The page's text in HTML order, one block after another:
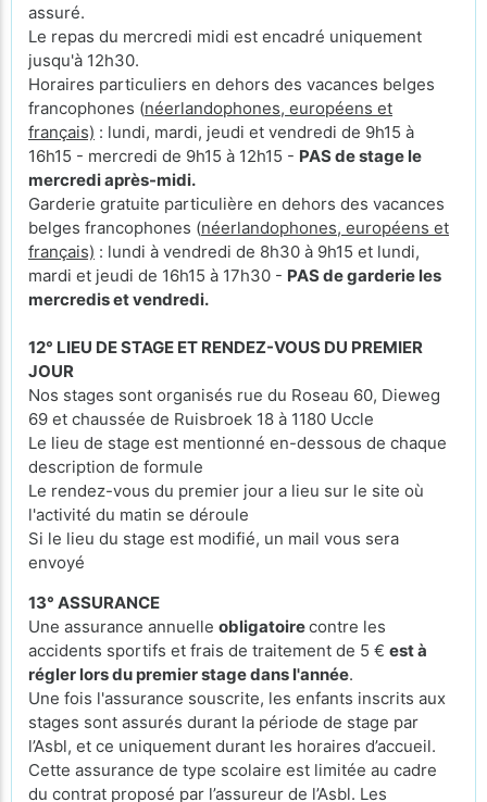
assuré.
Le repas du mercredi midi est encadré uniquement
jusqu'à 12h30.
Horaires particuliers en dehors des vacances belges
francophones (néerlandophones, européens et
français) : lundi, mardi, jeudi et vendredi de 9h15 à
16h15 - mercredi de 9h15 à 12h15 - PAS de stage le
mercredi après-midi.
Garderie gratuite particulière en dehors des vacances
belges francophones (néerlandophones, européens et
français) : lundi à vendredi de 8h30 à 9h15 et lundi,
mardi et jeudi de 16h15 à 17h30 - PAS de garderie les
mercredis et vendredi.
12° LIEU DE STAGE ET RENDEZ-VOUS DU PREMIER
JOUR
Nos stages sont organisés rue du Roseau 60, Dieweg
69 et chaussée de Ruisbroek 18 à 1180 Uccle
Le lieu de stage est mentionné en-dessous de chaque
description de formule
Le rendez-vous du premier jour a lieu sur le site où
l'activité du matin se déroule
Si le lieu du stage est modifié, un mail vous sera
envoyé
13° ASSURANCE
Une assurance annuelle obligatoirecontre les
accidents sportifs et frais de traitement de 5 € est à
régler lors du premier stage dans l'année.
Une fois l'assurance souscrite, les enfants inscrits aux
stages sont assurés durant la période de stage par
l’Asbl, et ce uniquement durant les horaires d’accueil.
Cette assurance de type scolaire est limitée au cadre
du contrat proposé par l’assureur de l’Asbl. Les